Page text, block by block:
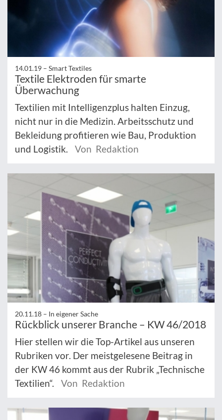
14.01.19 – Smart Textiles
Textile Elektroden für smarte
Überwachung
Textilien mit Intelligenzplus halten Einzug,
nicht nur in die Medizin. Arbeitsschutz und
Bekleidung profitieren wie Bau, Produktion
und Logistik.
Von Redaktion
20.11.18 – In eigener Sache
Rückblick unserer Branche – KW 46/2018
Hier stellen wir die Top-Artikel aus unseren
Rubriken vor. Der meistgelesene Beitrag in
der KW 46 kommt aus der Rubrik „Technische
Textilien“.
Von Redaktion